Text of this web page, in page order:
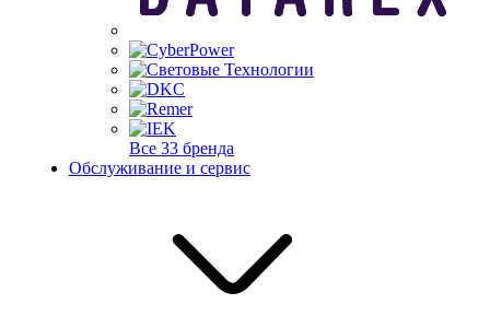
Все 33 бренда
Обслуживание и сервис